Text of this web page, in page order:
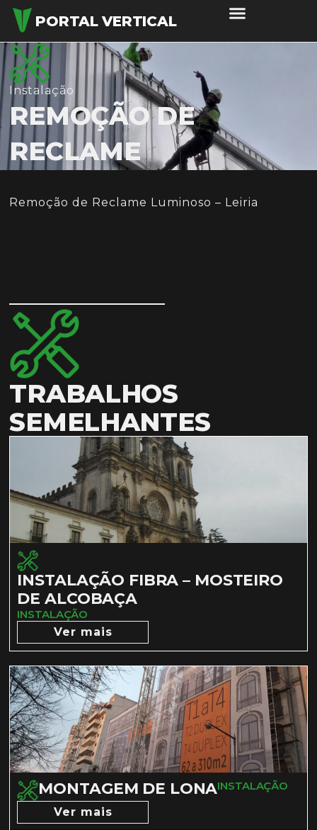
PORTAL VERTICAL
Instalação
REMOÇÃO DE
RECLAME
Remoção de Reclame Luminoso – Leiria
TRABALHOS
SEMELHANTES
INSTALAÇÃO FIBRA – MOSTEIRO
DE ALCOBAÇA
INSTALAÇÃO
Ver mais
MONTAGEM DE LONAINSTALAÇÃO
Ver mais